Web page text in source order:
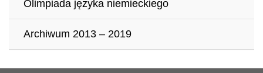
Olimpiada języka niemieckiego
Archiwum 2013 – 2019